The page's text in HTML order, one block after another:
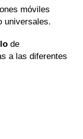
móviles
universales.
de
a las diferentes